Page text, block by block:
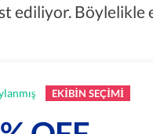
ediliyor. Böylelikle
EKIBIN SEÇIMI